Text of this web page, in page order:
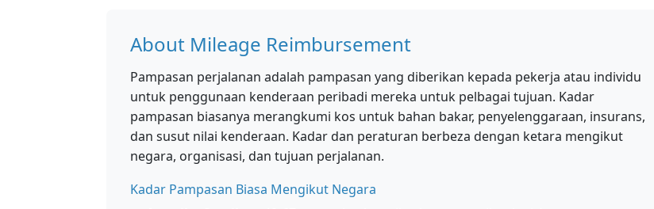
About Mileage Reimbursement
Pampasan perjalanan adalah pampasan yang diberikan kepada pekerja atau individu
untuk penggunaan kenderaan peribadi mereka untuk pelbagai tujuan. Kadar
pampasan biasanya merangkumi kos untuk bahan bakar, penyelenggaraan, insurans,
dan susut nilai kenderaan. Kadar dan peraturan berbeza dengan ketara mengikut
negara, organisasi, dan tujuan perjalanan.
Kadar Pampasan Biasa Mengikut Negara